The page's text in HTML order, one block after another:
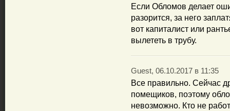
Если Обломов делает
разорится, за него
вот капиталист или
вылететь в трубу.
Guest, 06.10.2017 в 11:35
Все правильно. Сейчас
помещиков, поэтому
невозможно. Кто не